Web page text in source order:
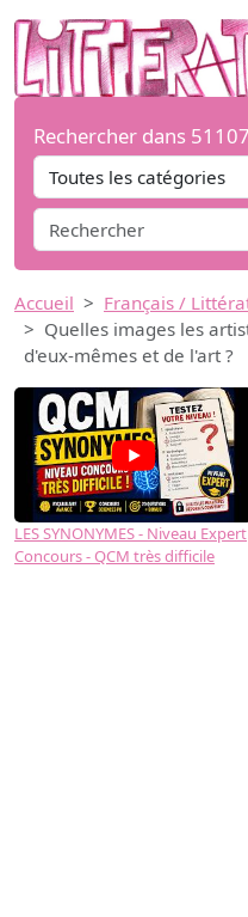
Rechercher dans
Accueil
Français /
Quelles images les
d'eux-mêmes et de l'art ?
LES SYNONYMES - Niveau Expert
Concours - QCM très difficile